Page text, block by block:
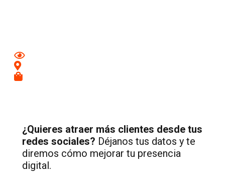
¿Quieres atraer más clientes desde tus
redes sociales? Déjanos tus datos y te
diremos cómo mejorar tu presencia
digital.